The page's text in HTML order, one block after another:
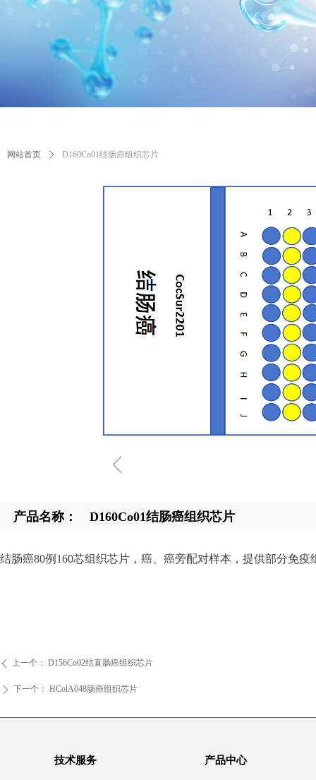
网站首页 ꄲ D160Co01结肠癌组织芯片
ꁆ
D160Co01结肠癌组织芯片
产品名称：
ꄴ 上一个： D156Co02结直肠癌组织芯片
ꄲ 下一个： HColA048肠癌组织芯片
结肠癌80例160芯组织芯片，癌、癌旁配对样本，提供部分免
技术服务 产品中心